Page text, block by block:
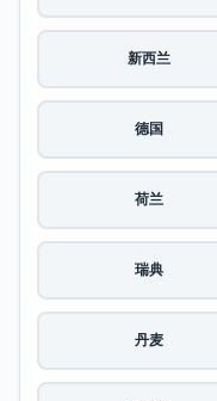
新西兰
德国
荷兰
瑞典
丹麦